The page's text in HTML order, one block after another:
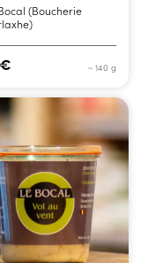
(Boucherie
~ 140 g
€